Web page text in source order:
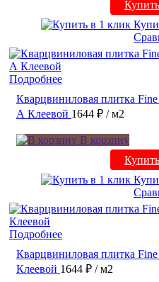
Подробнее
Кварцвиниловая плитка
А Клеевой 1644 ₽ / м2
В корзину
Подробнее
Кварцвиниловая плитка
Клеевой 1644 ₽ / м2